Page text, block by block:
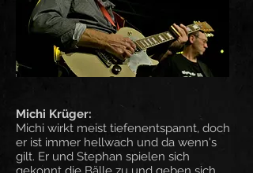
Michi Krüger:
Michi wirkt meist tiefenentspannt, doch
er ist immer hellwach und da wenn's
gilt. Er und Stephan spielen sich